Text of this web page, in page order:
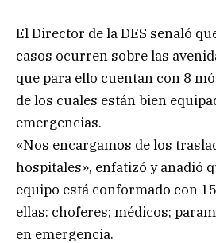
El Director de la DES señaló
casos ocurren sobre las
que para ello cuentan con 8
de los cuales están bien
emergencias.
«Nos encargamos de los
hospitales», enfatizó y añadió
equipo está conformado con
ellas: choferes; médicos;
en emergencia.